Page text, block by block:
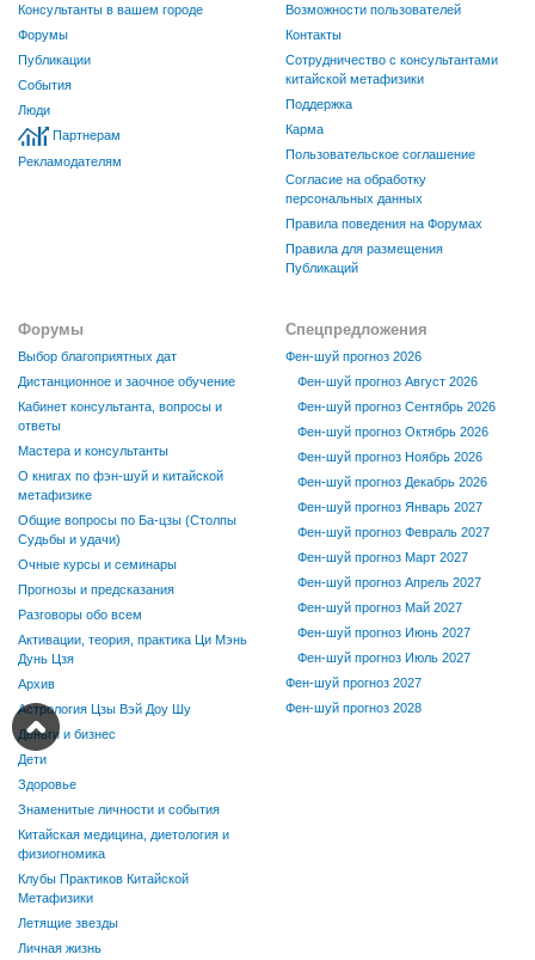
Консультанты в вашем городе
Форумы
Публикации
События
Люди
Партнерам
Рекламодателям
Возможности пользователей
Контакты
Сотрудничество с консультантами
китайской метафизики
Поддержка
Карма
Пользовательское соглашение
Согласие на обработку
персональных данных
Правила поведения на Форумах
Правила для размещения
Публикаций
Форумы
Выбор благоприятных дат
Дистанционное и заочное обучение
Кабинет консультанта, вопросы и
ответы
Мастера и консультанты
О книгах по фэн-шуй и китайской
метафизике
Общие вопросы по Ба-цзы (Столпы
Судьбы и удачи)
Очные курсы и семинары
Прогнозы и предсказания
Разговоры обо всем
Активации, теория, практика Ци Мэнь
Дунь Цзя
Архив
Астрология Цзы Вэй Доу Шу
Деньги и бизнес
Дети
Здоровье
Знаменитые личности и события
Китайская медицина, диетология и
физиогномика
Клубы Практиков Китайской
Метафизики
Летящие звезды
Личная жизнь
Спецпредложения
Фен-шуй прогноз 2026
Фен-шуй прогноз Август 2026
Фен-шуй прогноз Сентябрь 2026
Фен-шуй прогноз Октябрь 2026
Фен-шуй прогноз Ноябрь 2026
Фен-шуй прогноз Декабрь 2026
Фен-шуй прогноз Январь 2027
Фен-шуй прогноз Февраль 2027
Фен-шуй прогноз Март 2027
Фен-шуй прогноз Апрель 2027
Фен-шуй прогноз Май 2027
Фен-шуй прогноз Июнь 2027
Фен-шуй прогноз Июль 2027
Фен-шуй прогноз 2027
Фен-шуй прогноз 2028